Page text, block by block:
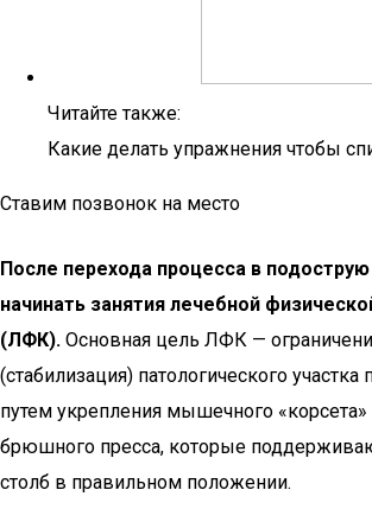
Читайте также:
Какие делать упражнения чтобы
Ставим позвонок на место
После перехода процесса в
начинать занятия лечебной
(ЛФК). Основная цель ЛФК —
(стабилизация) патологического участка
путем укрепления мышечного
брюшного пресса, которые
столб в правильном положении.